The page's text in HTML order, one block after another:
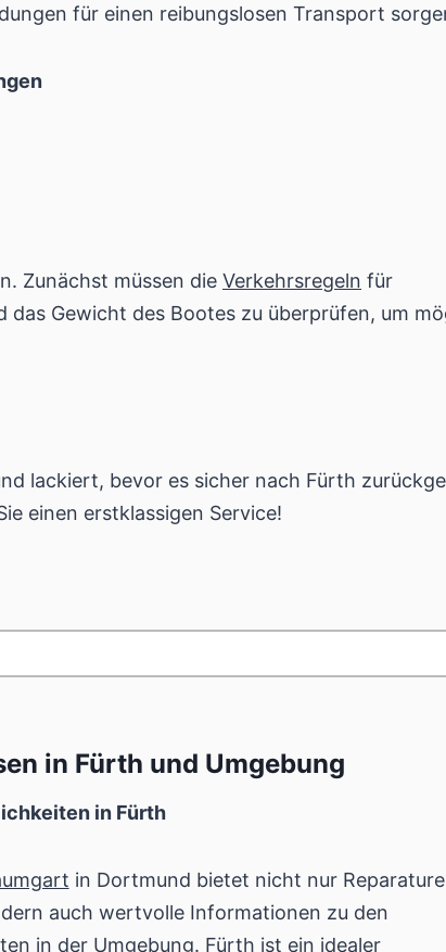
für einen reibungslosen Transport
Zunächst müssen die Verkehrsregeln für
das Gewicht des Bootes zu überprüfen, um
lackiert, bevor es sicher nach Fürth
einen erstklassigen Service!
in Fürth und Umgebung
in Fürth
in Dortmund bietet nicht nur
auch wertvolle Informationen zu den
in der Umgebung. Fürth ist ein idealer